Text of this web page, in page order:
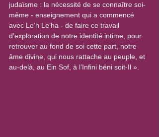
judaïsme : la nécessité de se connaître soi-
même - enseignement qui a commencé
avec Le’h Le’ha - de faire ce travail
d’exploration de notre identité intime, pour
retrouver au fond de soi cette part, notre
âme divine, qui nous rattache au peuple, et
au-delà, au Ein Sof, à l’Infini béni soit-Il ».